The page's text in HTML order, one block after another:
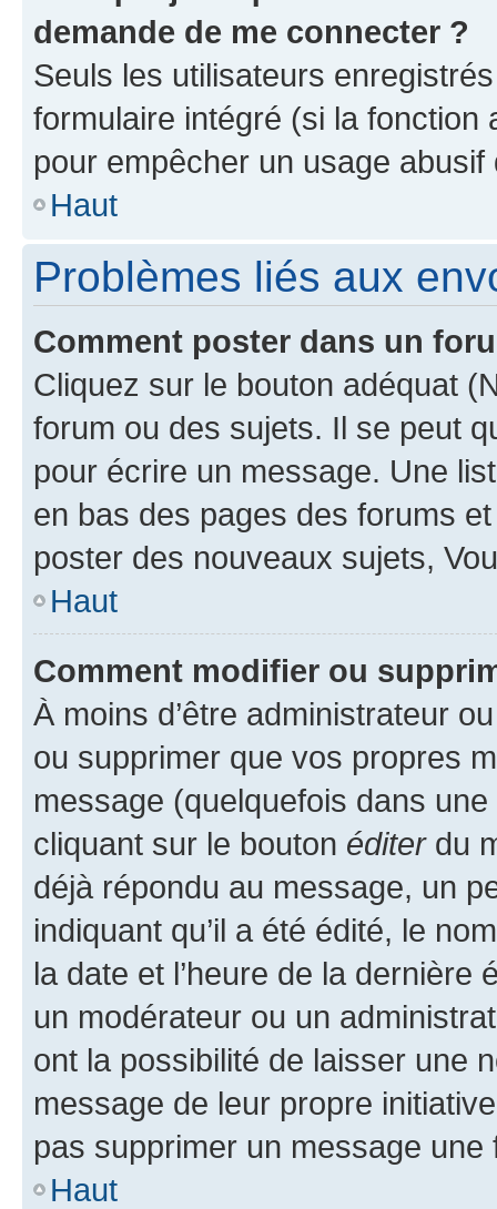
demande de me connecter ?
Seuls les utilisateurs
formulaire intégré (si la fonction
pour empêcher un usage
Haut
Problèmes liés aux
Comment poster dans un
Cliquez sur le bouton adéquat
forum ou des sujets. Il se peut
pour écrire un message. Une
en bas des pages des forums
poster des nouveaux sujets,
Haut
Comment modifier ou
À moins d’être administrateur
ou supprimer que vos propres
message (quelquefois dans
cliquant sur le bouton éditerdu
déjà répondu au message, un
indiquant qu’il a été édité, le
la date et l’heure de la dernière
un modérateur ou un
ont la possibilité de laisser une
message de leur propre
pas supprimer un message une
Haut